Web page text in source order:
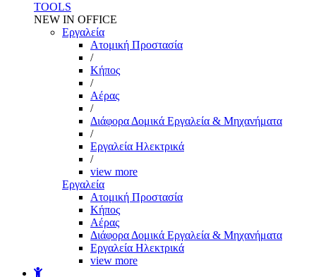
TOOLS
NEW IN OFFICE
Εργαλεία
Aτομική Προστασία
/
Kήπος
/
Αέρας
/
Διάφορα Δομικά Εργαλεία & Μηχανήματα
/
Εργαλεία Ηλεκτρικά
/
view more
Εργαλεία
Aτομική Προστασία
Kήπος
Αέρας
Διάφορα Δομικά Εργαλεία & Μηχανήματα
Εργαλεία Ηλεκτρικά
view more